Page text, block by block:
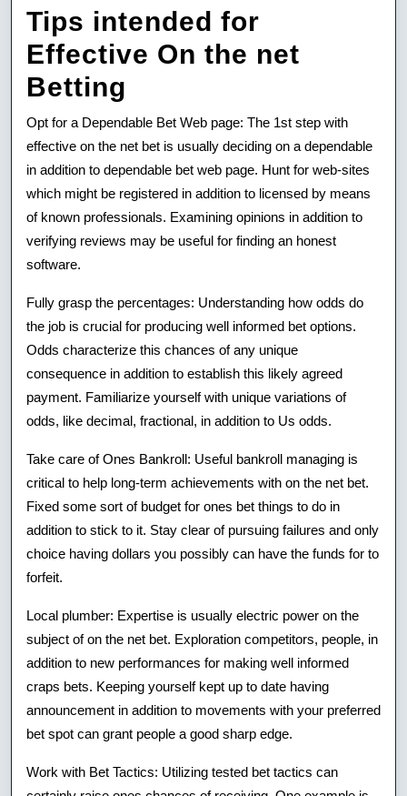
Tips intended for
Effective On the net
Betting
Opt for a Dependable Bet Web page: The 1st step with
effective on the net bet is usually deciding on a dependable
in addition to dependable bet web page. Hunt for web-sites
which might be registered in addition to licensed by means
of known professionals. Examining opinions in addition to
verifying reviews may be useful for finding an honest
software.
Fully grasp the percentages: Understanding how odds do
the job is crucial for producing well informed bet options.
Odds characterize this chances of any unique
consequence in addition to establish this likely agreed
payment. Familiarize yourself with unique variations of
odds, like decimal, fractional, in addition to Us odds.
Take care of Ones Bankroll: Useful bankroll managing is
critical to help long-term achievements with on the net bet.
Fixed some sort of budget for ones bet things to do in
addition to stick to it. Stay clear of pursuing failures and only
choice having dollars you possibly can have the funds for to
forfeit.
Local plumber: Expertise is usually electric power on the
subject of on the net bet. Exploration competitors, people, in
addition to new performances for making well informed
craps bets. Keeping yourself kept up to date having
announcement in addition to movements with your preferred
bet spot can grant people a good sharp edge.
Work with Bet Tactics: Utilizing tested bet tactics can